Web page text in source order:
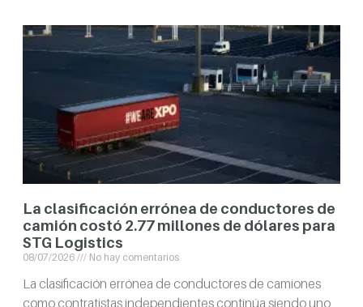
La clasificación errónea de conductores de
camión costó 2.77 millones de dólares para
STG Logistics
08/07/2026 No hay comentarios
La clasificación errónea de conductores de camiones
como contratistas independientes continúa siendo uno